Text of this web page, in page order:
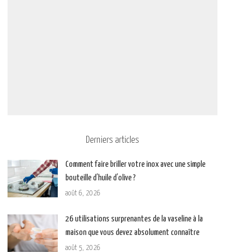
Derniers articles
Comment faire briller votre inox avec une simple
bouteille d’huile d’olive ?
août 6, 2026
26 utilisations surprenantes de la vaseline à la
maison que vous devez absolument connaître
août 5, 2026